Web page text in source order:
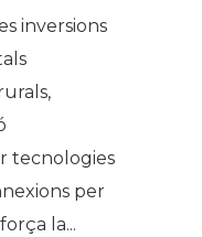
inversions
tecnologies
per
la...